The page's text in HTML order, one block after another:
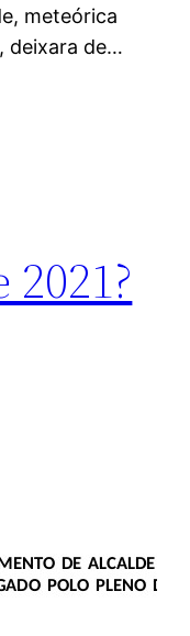
meteórica
deixara de…